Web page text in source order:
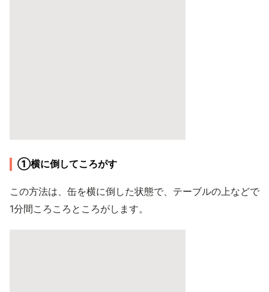
①横に倒してころがす
この方法は、缶を横に倒した状態で、テーブルの上などで
1分間ころころところがします。